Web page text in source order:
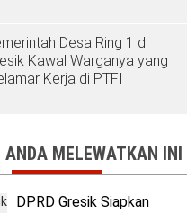
Desa Ring 1 di
Kawal Warganya yang
Kerja di PTFI
ANDA MELEWATKAN INI
DPRD Gresik Siapkan